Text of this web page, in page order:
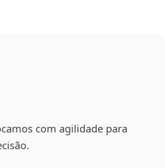
com agilidade para